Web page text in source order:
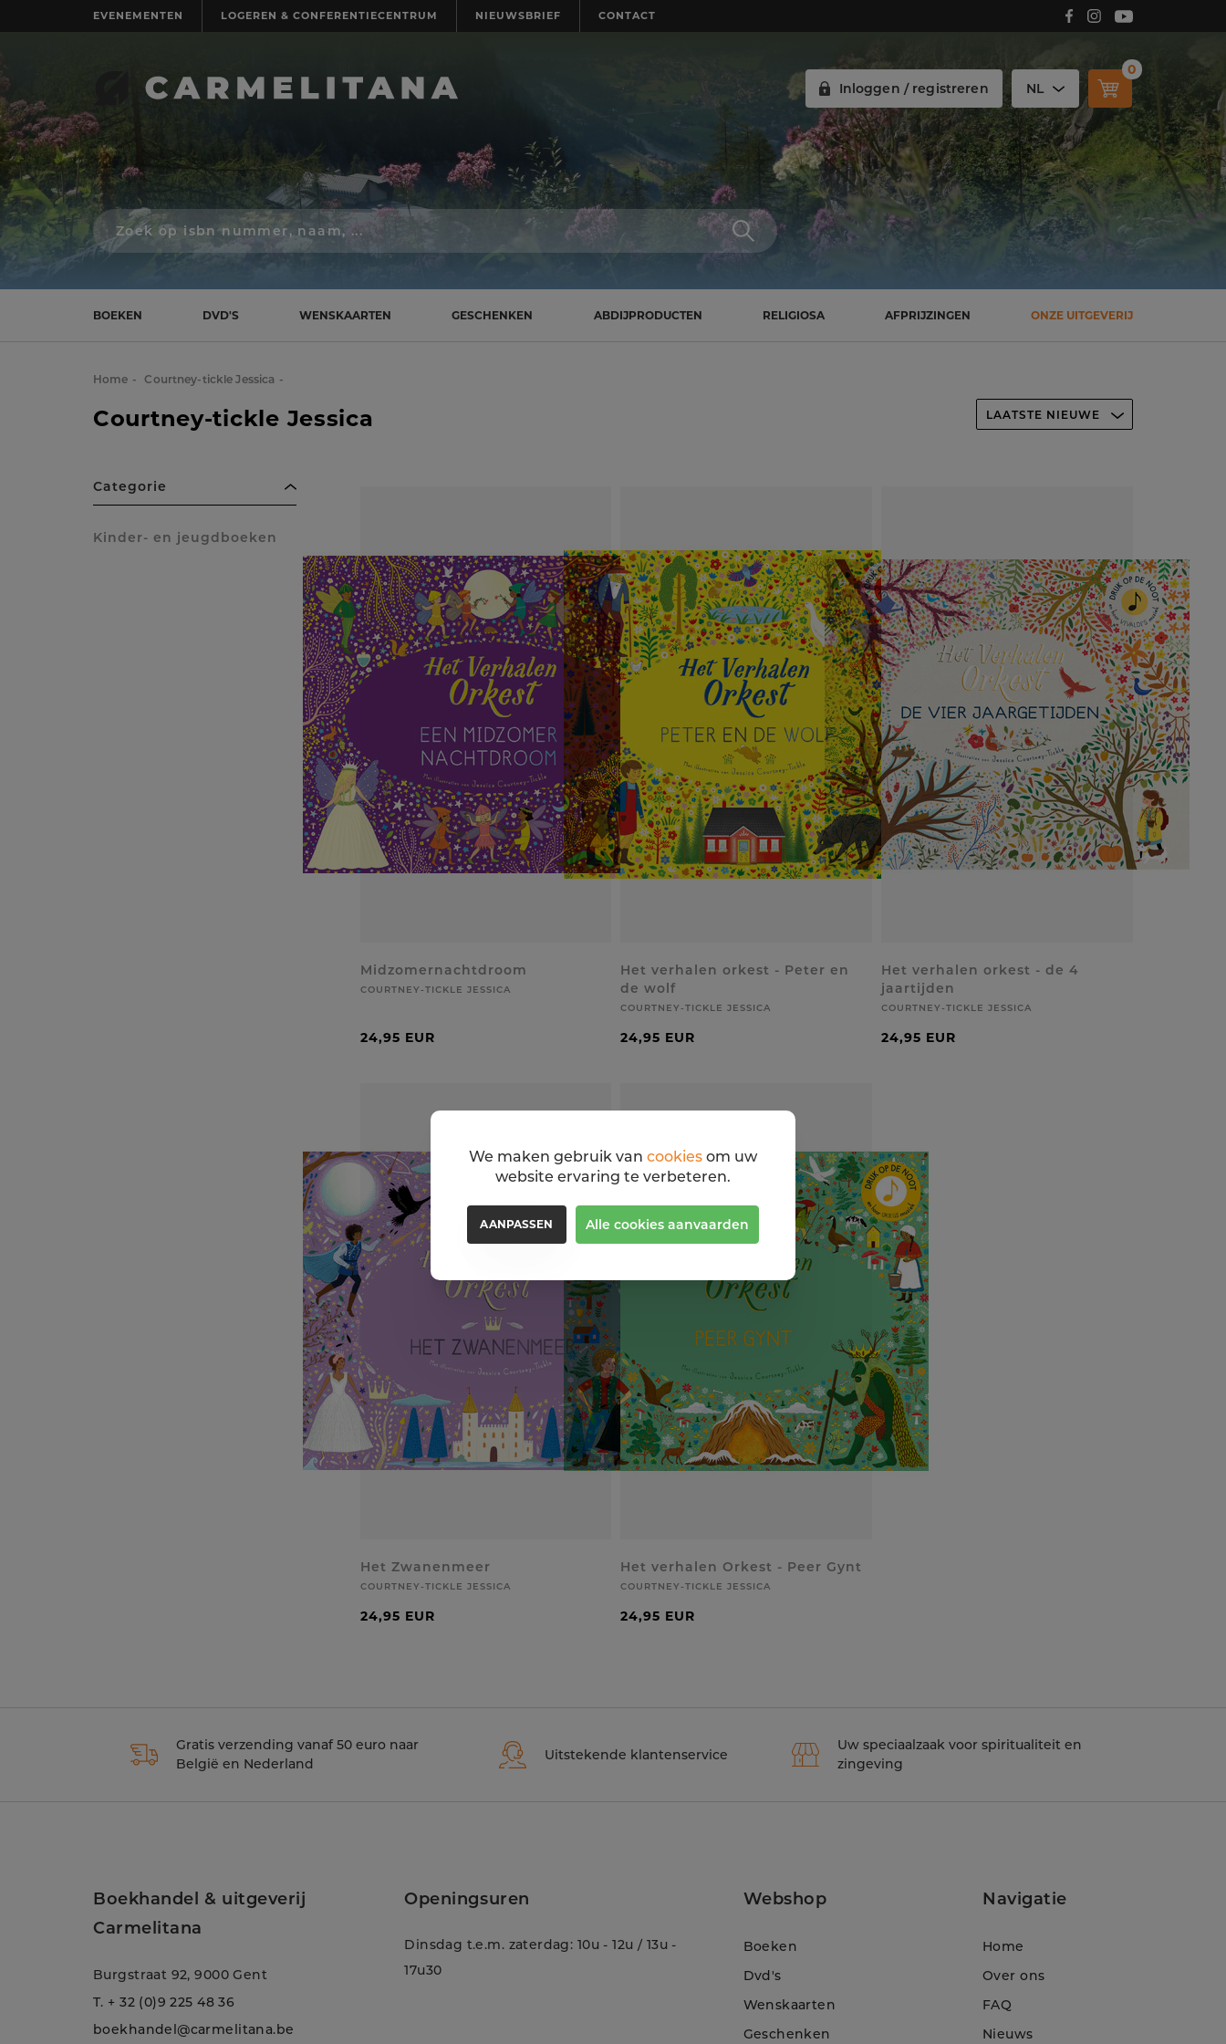
EVENEMENTEN LOGEREN & CONFERENTIECENTRUM NIEUWSBRIEF CONTACT Volg Carmelitana op Facebook!
Volg Carmelitana op Instagram!
Volg Carmelitana op Youtube!
Inloggen / registreren NL
0
Zoek
op
isbn
schrijver,
naam
BOEKEN DVD'S WENSKAARTEN GESCHENKEN ABDIJPRODUCTEN RELIGIOSA AFPRIJZINGEN ONZE UITGEVERIJ
Home Courtney-tickle Jessica
Courtney-tickle Jessica
Categorie
Kinder- en jeugdboeken
Midzomernachtdroom
COURTNEY-TICKLE JESSICA
24,95 EUR
Het verhalen orkest - Peter en
de wolf
COURTNEY-TICKLE JESSICA
24,95 EUR
Het verhalen orkest - de 4
jaartijden
COURTNEY-TICKLE JESSICA
24,95 EUR
Het Zwanenmeer
COURTNEY-TICKLE JESSICA
24,95 EUR
Het verhalen Orkest - Peer Gynt
COURTNEY-TICKLE JESSICA
24,95 EUR
Gratis verzending vanaf 50 euro naar
België en Nederland
Uitstekende klantenservice
Uw speciaalzaak voor spiritualiteit en
zingeving
Boekhandel & uitgeverij
Carmelitana
Burgstraat 92, 9000 Gent
T. + 32 (0)9 225 48 36
boekhandel@carmelitana.be
Openingsuren
Dinsdag t.e.m. zaterdag: 10u - 12u / 13u -
17u30
Webshop
Boeken
Dvd's
Wenskaarten
Geschenken
Navigatie
Home
Over ons
FAQ
Nieuws
We maken gebruik van cookies om uw
website ervaring te verbeteren.
AANPASSEN Alle cookies aanvaarden